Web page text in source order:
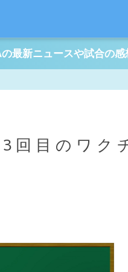
最新ニュースや試合の感
回目のワク